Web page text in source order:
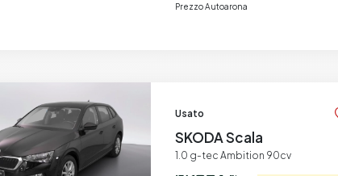
Prezzo Autoarona
Usato
SKODA Scala
1.0 g-tec Ambition 90cv